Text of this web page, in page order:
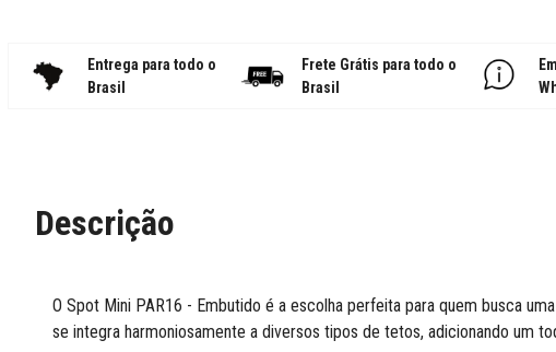
Entrega para todo o
Brasil
Frete Grátis para todo o
Brasil
Descrição
O Spot Mini PAR16 - Embutido é a escolha perfeita para quem busca
se integra harmoniosamente a diversos tipos de tetos, adicionando um